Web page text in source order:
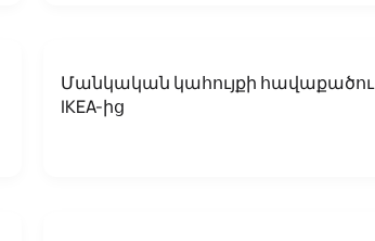
Մանկական կահույքի հավաքածու
IKEA-ից